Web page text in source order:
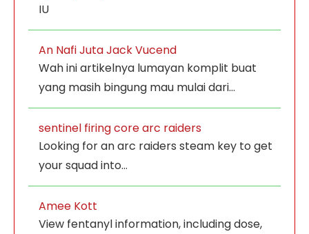
IU
An Nafi Juta Jack Vucend
Wah ini artikelnya lumayan komplit buat
yang masih bingung mau mulai dari…
sentinel firing core arc raiders
Looking for an arc raiders steam key to get
your squad into…
Amee Kott
View fentanyl information, including dose,